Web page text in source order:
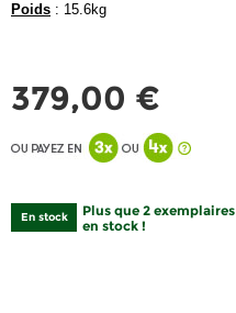
Poids : 15.6kg
379,00 €
En stock
Plus que 2 exemplaires
en stock !